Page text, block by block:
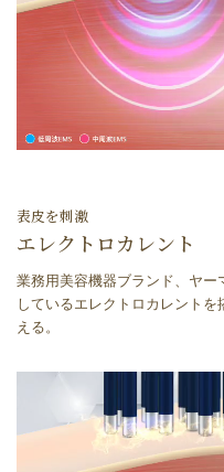
表皮を刺激
エレクトロカレント
業務用美容機器ブランド、ヤ
しているエレクトロカレント
える。